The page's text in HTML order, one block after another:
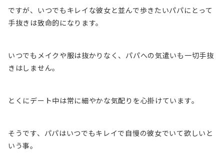
ですが、いつでもキレイな彼女と並んで歩きたいパパにとって
手抜きは致命的になります。
いつでもメイクや服は抜かりなく、パパへの気遣いも一切手抜
きはしません。
とくにデート中は常に細やかな気配りを心掛けています。
そうです、パパはいつでもキレイで自慢の彼女でいて欲しいと
いう事。